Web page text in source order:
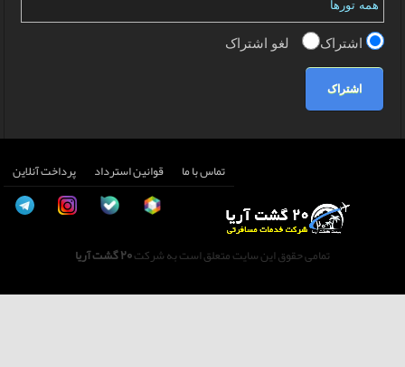
اشتراک لغو اشتراک
اشتراک
تماس با ما قوانین استرداد پرداخت آنلاین
تمامی حقوق این سایت متعلق است به شرکت20 گشت آریا